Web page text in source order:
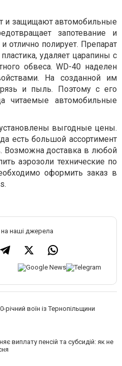
и защищают автомобильные
запотевание и
отлично полирует. Препарат
удаляет царапины с
обвеса. WD-40 наделен
На созданной им
и пыль. Поэтому с его
читаемые автомобильные
выгодные цены.
есть большой ассортимент
Возможна доставка в любой
аэрозоли технические по
оформить заказ в
на наші джерела
воїн із Тернопільщини
виплату пенсій та субсидій: як не